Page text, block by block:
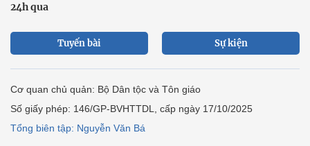
24h qua
Tuyến bài Sự kiện
Cơ quan chủ quản: Bộ Dân tộc và Tôn giáo
Số giấy phép: 146/GP-BVHTTDL, cấp ngày 17/10/2025
Tổng biên tập: Nguyễn Văn Bá